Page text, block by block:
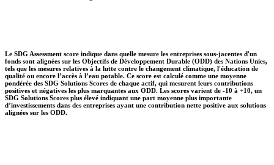
Le SDG Assessment score indique dans quelle mesure les entreprises sous-jacentes d'un
fonds sont alignées sur les Objectifs de Développement Durable (ODD) des Nations Unies,
tels que les mesures relatives à la lutte contre le changement climatique, l'éducation de
qualité ou encore l’accès à l’eau potable. Ce score est calculé comme une moyenne
pondérée des SDG Solutions Scores de chaque actif, qui mesurent leurs contributions
positives et négatives les plus marquantes aux ODD. Les scores varient de -10 à +10, un
SDG Solutions Scores plus élevé indiquant une part moyenne plus importante
d’investissements dans des entreprises ayant une contribution nette positive aux solutions
alignées sur les ODD.